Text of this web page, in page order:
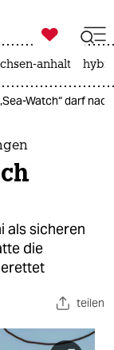

taz zahl ich
anhalt
Watch“ darf
als sicheren
die
teilen